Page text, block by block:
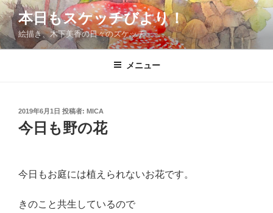
コ
ン
テ
ン
本日もスケッチびより！
絵描き、木下美香の日々のスケッチ
メニュー
投
稿
日:
2019年6月1日 投稿者: MICA
今日も野の花
今日もお庭には植えられないお花です。
きのこと共生しているので